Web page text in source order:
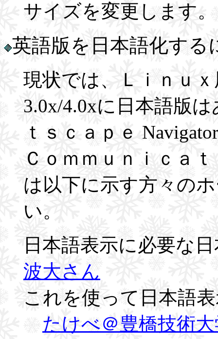
サイズを変更します。
英語版を日本語化する
現状では、Ｌｉｎｕ
3.0x/4.0xに日本語版
ｔｓｃａｐｅ
Ｃｏｍｍｕｎｉｃａ
は以下に示す方々の
い。
日本語表示に必要な
波大さん
これを使って日本語
たけべ＠豊橋技術